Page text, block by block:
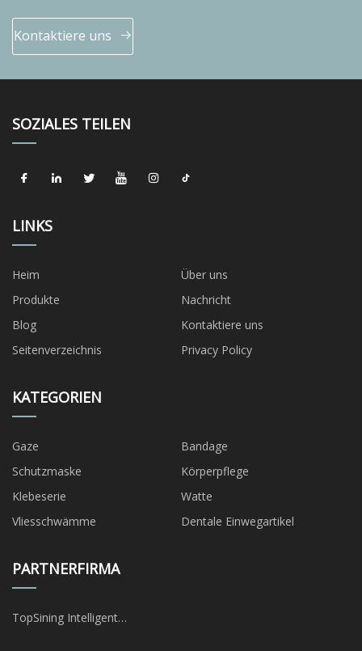
Kontaktiere uns
SOZIALES TEILEN
LINKS
Heim
Über uns
Produkte
Nachricht
Blog
Kontaktiere uns
Seitenverzeichnis
Privacy Policy
KATEGORIEN
Gaze
Bandage
Schutzmaske
Körperpflege
Klebeserie
Watte
Vliesschwämme
Dentale Einwegartikel
PARTNERFIRMA
TopSining Intelligent